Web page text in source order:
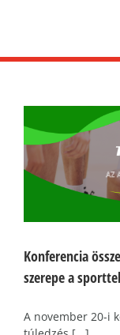
Konferencia
szerepe a
A november 20-i